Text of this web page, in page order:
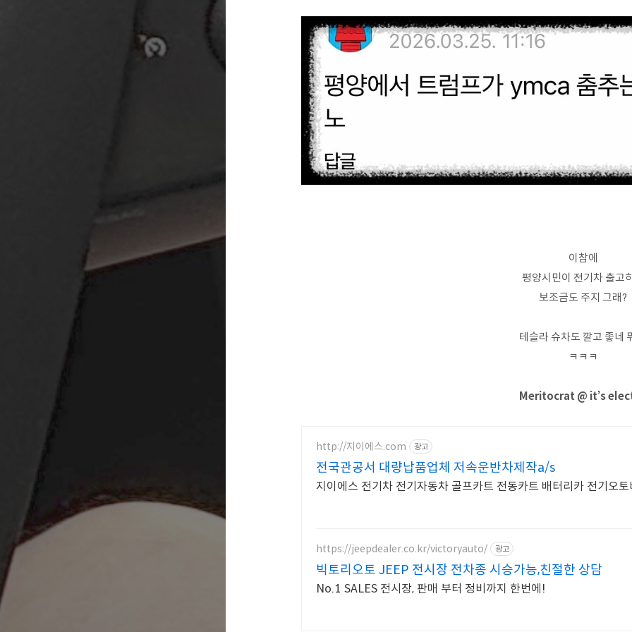
이참에
평양시민이 전기차 출고
보조금도 주지 그래?
테슬라 슈차도 깔고 좋네
ㅋㅋㅋ
Meritocrat @ it’s
http://지이에스.com 광고
전국관공서 대량납품업체 저속운반차제작a/s
지이에스 전기차 전기자동차 골프카트 전동카트 배터리카 전기오
https://jeepdealer.co.kr/victoryauto/ 광고
빅토리오토 JEEP 전시장 전차종 시승가능,친절한 상담
No.1 SALES 전시장, 판매 부터 정비까지 한번에!